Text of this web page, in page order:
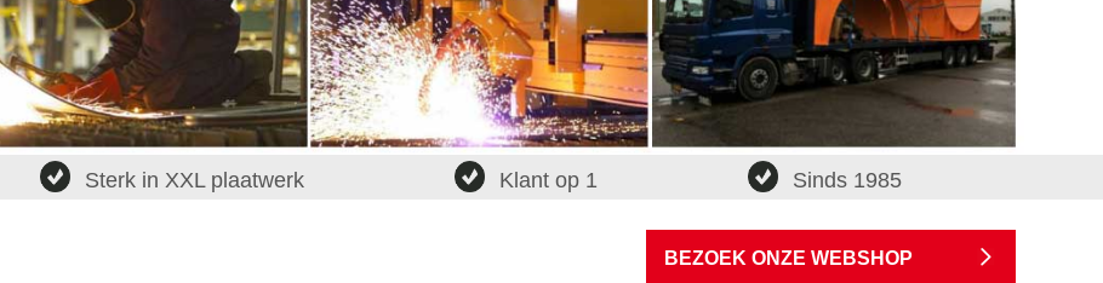
Sterk in XXL plaatwerk Klant op 1 Sinds 1985
BEZOEK ONZE WEBSHOP